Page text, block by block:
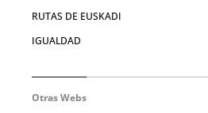
RUTAS DE EUSKADI
IGUALDAD
Otras Webs